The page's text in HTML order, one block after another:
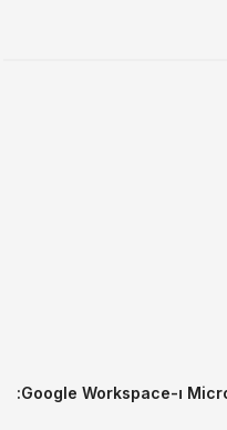
גיבוי תיבות מייל ב-Microsoft 365 ו-Google Workspace: